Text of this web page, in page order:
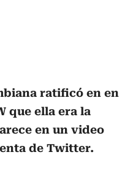
ratificó en en
que ella era la
en un video
de Twitter.